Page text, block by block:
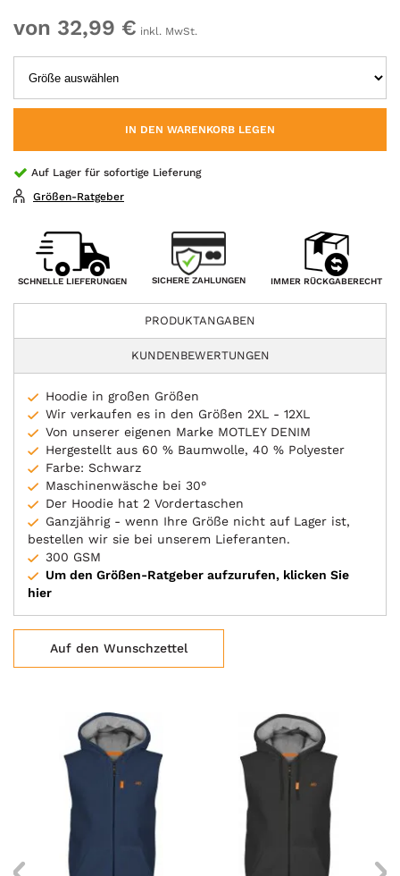
von 32,99 € inkl. MwSt.
IN DEN WARENKORB LEGEN
Auf Lager für sofortige Lieferung
Größen-Ratgeber
SCHNELLE LIEFERUNGEN SICHERE ZAHLUNGEN IMMER RÜCKGABERECHT
PRODUKTANGABEN
KUNDENBEWERTUNGEN
Hoodie in großen Größen
Wir verkaufen es in den Größen 2XL - 12XL
Von unserer eigenen Marke MOTLEY DENIM
Hergestellt aus 60 % Baumwolle, 40 % Polyester
Farbe: Schwarz
Maschinenwäsche bei 30°
Der Hoodie hat 2 Vordertaschen
Ganzjährig - wenn Ihre Größe nicht auf Lager ist,
bestellen wir sie bei unserem Lieferanten.
300 GSM
Um den Größen-Ratgeber aufzurufen, klicken Sie
hier
Auf den Wunschzettel